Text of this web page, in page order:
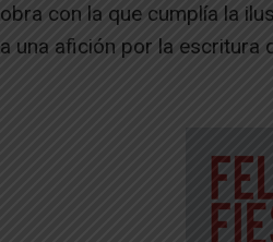
obra con la que cumplía la
a una afición por la escritura